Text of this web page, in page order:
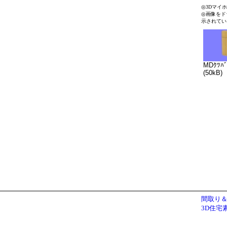
◎3Dマイ
◎画像をド
示されて
MDｸﾂﾊ
(50kB)
間取り
3D住宅